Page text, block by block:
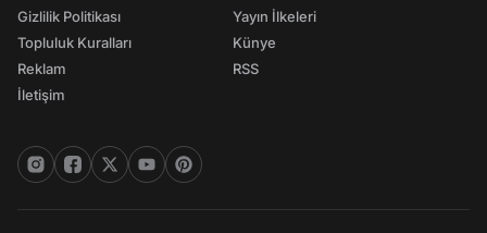
Gizlilik Politikası
Topluluk Kuralları
Reklam
İletişim
Yayın İlkeleri
Künye
RSS